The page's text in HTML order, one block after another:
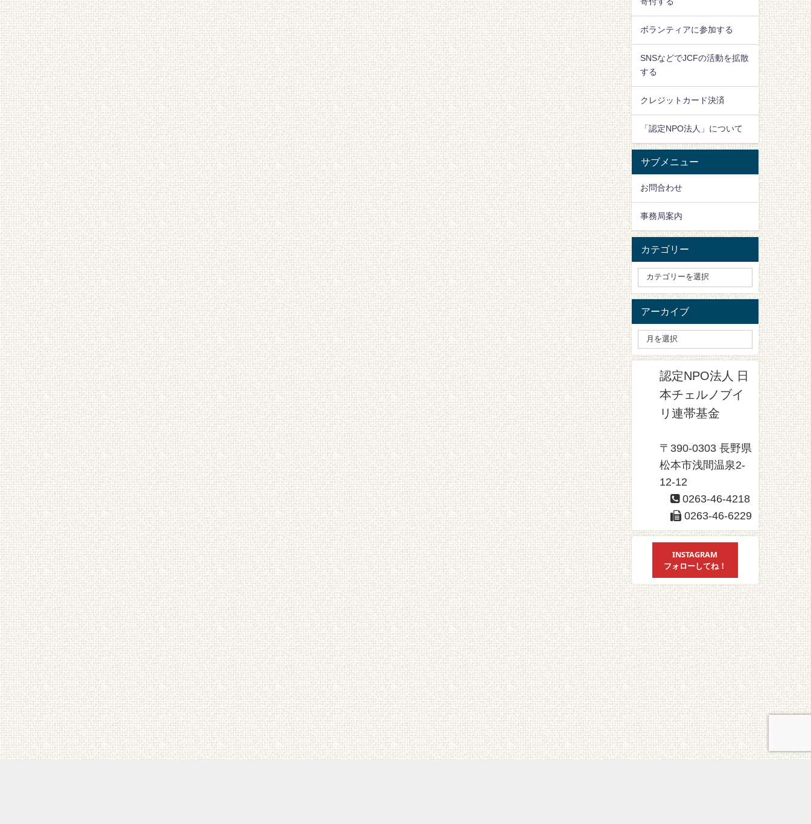
ボランティアに参加する
SNSなどでJCFの活動を拡散
する
クレジットカード決済
「認定NPO法人」について
サブメニュー
お問合わせ
事務局案内
カテゴリー
アーカイブ
認定NPO法人 日
本チェルノブイ
リ連帯基金
〒390-0303 長野県
松本市浅間温泉2-
12-12
0263-46-4218
0263-46-6229
INSTAGRAM
フォローしてね！